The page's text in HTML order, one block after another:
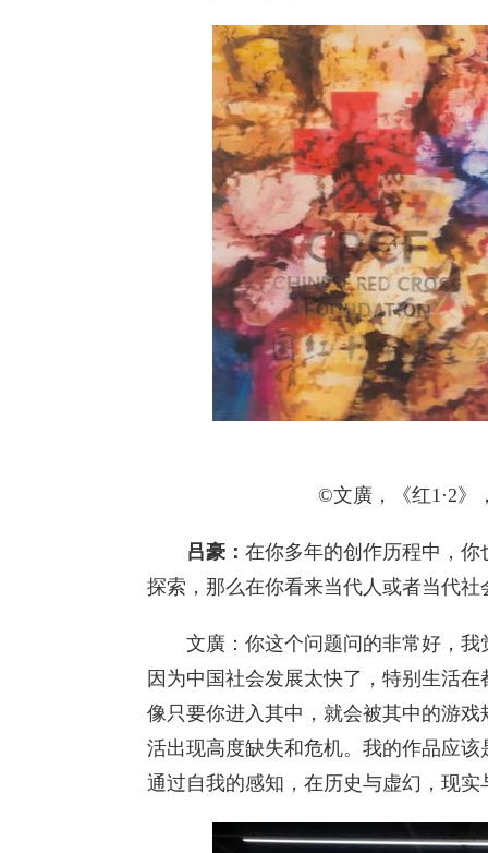
©文廣，《红1·2》，
吕豪： 在你多年的创作历程中，你
探索，那么在你看来当代人或者当代
文廣：你这个问题问的非常好，我
因为中国社会发展太快了，特别生活
像只要你进入其中，就会被其中的游
活出现高度缺失和危机。我的作品应
通过自我的感知，在历史与虚幻，现